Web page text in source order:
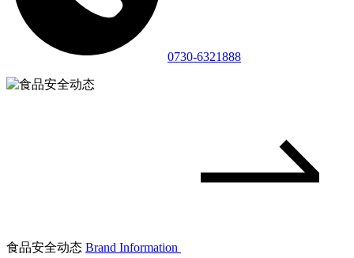
0730-6321888
食品安全动态 Brand Information